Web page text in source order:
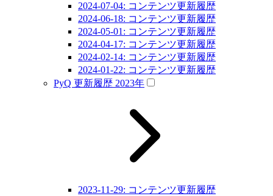
2024-07-04: コンテンツ更新履歴
2024-06-18: コンテンツ更新履歴
2024-05-01: コンテンツ更新履歴
2024-04-17: コンテンツ更新履歴
2024-02-14: コンテンツ更新履歴
2024-01-22: コンテンツ更新履歴
PyQ 更新履歴 2023年
2023-11-29: コンテンツ更新履歴